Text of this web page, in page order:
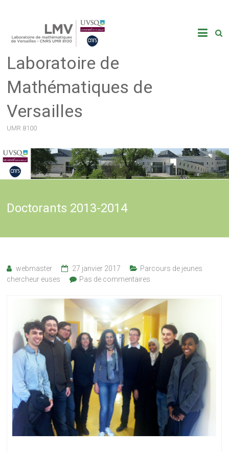
Laboratoire de
Mathématiques de
Versailles
UMR 8100
Doctorants 2013-2014
webmaster 27 janvier 2017
Parcours de jeunes
chercheur·euses
Pas de commentaires